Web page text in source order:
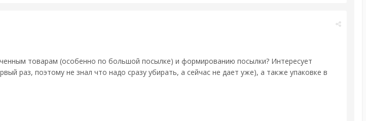
товарам (особенно по большой посылке) и формированию посылки? Интересует
раз, поэтому не знал что надо сразу убирать, а сейчас не дает уже), а также упаковке в